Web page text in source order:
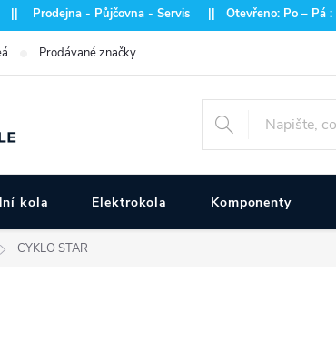
Prodejna - Půjčovna - Servis || Otevřeno: Po – Pá :
Prodávané značky
kola Elektrokola Komponenty
CYKLO STAR